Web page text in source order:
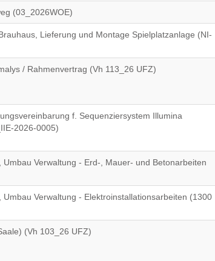
(03_2026WOE)
Lieferung und Montage Spielplatzanlage (NI-
/ Rahmenvertrag (Vh 113_26 UFZ)
f. Sequenziersystem Illumina
2026-0005)
Umbau Verwaltung - Erd-, Mauer- und Betonarbeiten
Umbau Verwaltung - Elektroinstallationsarbeiten (1300
(Vh 103_26 UFZ)